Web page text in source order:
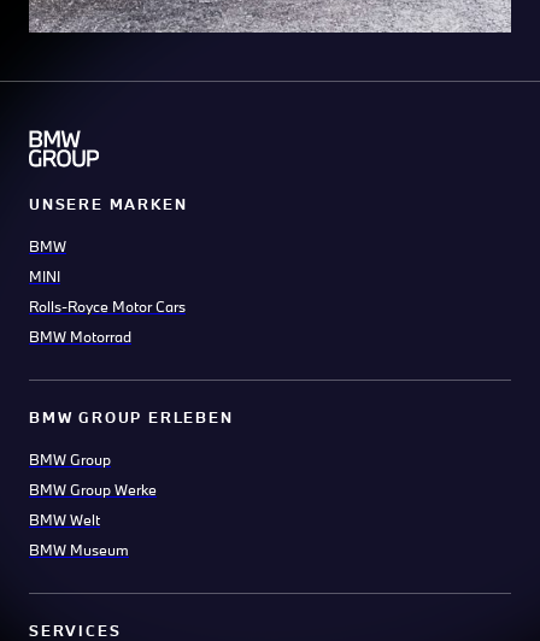
UNSERE MARKEN
BMW
MINI
Rolls-Royce Motor Cars
BMW Motorrad
BMW GROUP ERLEBEN
BMW Group
BMW Group Werke
BMW Welt
BMW Museum
SERVICES